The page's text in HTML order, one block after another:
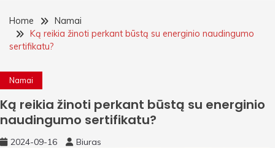
Home
Namai
Ką reikia žinoti perkant būstą su energinio naudingumo
sertifikatu?
Namai
Ką reikia žinoti perkant būstą su energinio
naudingumo sertifikatu?
2024-09-16 Biuras